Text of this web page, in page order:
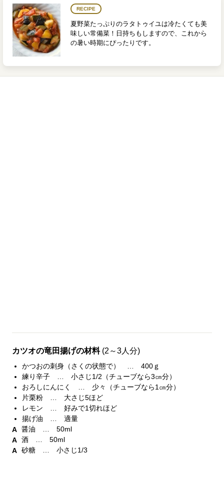
RECIPE
夏野菜たっぷりのラタトゥイユは冷たくても美
味しい常備菜！日持ちもしますので、これから
の暑い時期にぴったりです。
カツオの竜田揚げの材料 (2～3人分)
かつおの刺身（さくの状態で） … 400ｇ
練り辛子 … 小さじ1/2（チューブなら3㎝分）
おろしにんにく … 少々（チューブなら1㎝分）
片栗粉 … 大さじ5ほど
レモン … 好みで1切れほど
揚げ油 … 適量
醤油 … 50ml
酒 … 50ml
砂糖 … 小さじ1/3